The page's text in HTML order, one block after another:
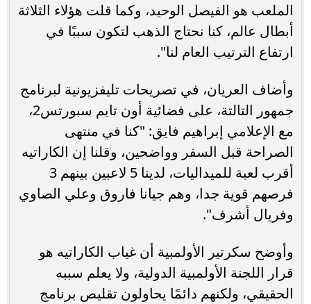
الملعب هو الفيصل الوحيد، وكما قلت هؤلاء الثلاثة
أبطال عالم، كنا نحتاج الذهب لتكون سببًا في
ارتفاع الترتيب العام لنا".
وأضاف العريان، في تصريحات تليفزيونية لبرنامج
جمهور التالتة، على فضائية أون تايم سبورتس2،
مع الإعلامي إبراهيم فايق: "كنا في منتهى
الصراحة قبل السفر وواضحين، وقلنا إن الكاراتيه
أقرب لعبة للميداليات، لدينا 5 لاعبين بينهم 3
فرصهم قوية جدا، وهم جيانا فاروق وعلي الصاوي
وفريال أشرف".
وأوضح سكرتير الأولمبية أن غياب الكاراتيه هو
قرار اللجنة الأولمبية الدولية، ولا يعلم سببه
الحقيقي، ولكنهم دائمًا يحاولون تقليص برنامج